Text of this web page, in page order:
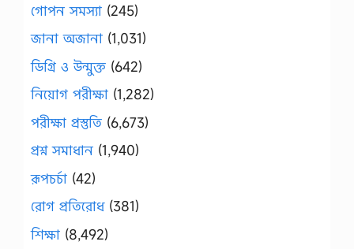
গোপন সমস্যা (245)
জানা অজানা (1,031)
ডিগ্রি ও উন্মুক্ত (642)
নিয়োগ পরীক্ষা (1,282)
পরীক্ষা প্রস্তুতি (6,673)
প্রশ্ন সমাধান (1,940)
রূপচর্চা (42)
রোগ প্রতিরোধ(381)
শিক্ষা (8,492)